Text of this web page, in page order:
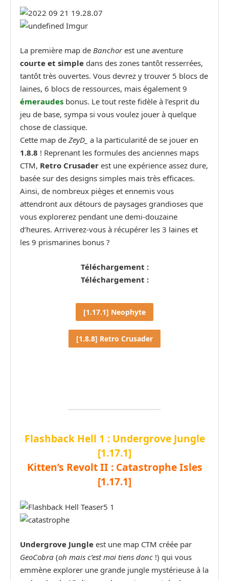
La première map de Banchorest une aventure
courte et simple dans des zones tantôt resserrées,
tantôt très ouvertes. Vous devrez y trouver 5 blocs de
laines, 6 blocs de ressources, mais également 9
émeraudes bonus. Le tout reste fidèle à l’esprit du
jeu de base, sympa si vous voulez jouer à quelque
chose de classique.
Cette map de ZeyD_ a la particularité de se jouer en
1.8.8 ! Reprenant les formules des anciennes maps
CTM, Retro Crusader est une expérience assez dure,
basée sur des designs simples mais très efficaces.
Ainsi, de nombreux pièges et ennemis vous
attendront aux détours de paysages grandioses que
vous explorerez pendant une demi-douzaine
d’heures. Arriverez-vous à récupérer les 3 laines et
les 9 prismarines bonus ?
Téléchargement :
Téléchargement :
[1.17.1] Neophyte
[1.8.8] Retro Crusader
Flashback Hell 1 : Undergrove Jungle
[1.17.1]
Kitten’s Revolt II : Catastrophe Isles
[1.17.1]
Undergrove Jungle est une map CTM créée par
GeoCobra (oh mais c’est moi tiens donc !) qui vous
emmène explorer une grande jungle mystérieuse à la